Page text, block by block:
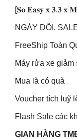
[𝐒𝐨 𝐄𝐚𝐬𝐲 𝐱 𝟑.𝟑 𝐱
NGÀY ĐÔI,
FreeShip Toàn
Máy rửa xe
Mua là có quà
Voucher tích luỹ
Flash Sale các
GIAN HÀNG